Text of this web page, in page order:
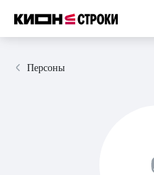
Персоны